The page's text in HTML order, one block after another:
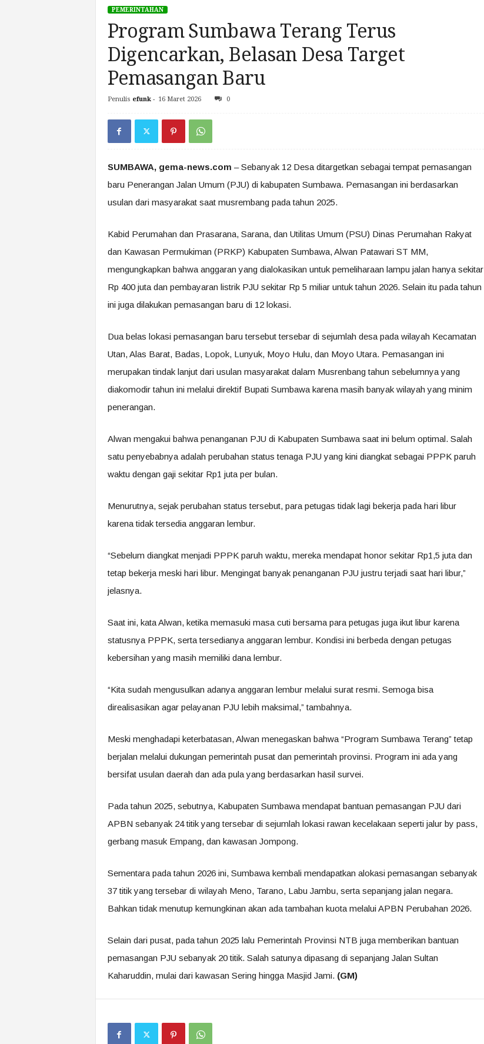
PEMERINTAHAN
Program Sumbawa Terang Terus
Digencarkan, Belasan Desa Target
Pemasangan Baru
Penulis efunk- 16 Maret 2026 0
SUMBAWA, gema-news.com – Sebanyak 12 Desa ditargetkan sebagai tempat pemasangan
baru Penerangan Jalan Umum (PJU) di kabupaten Sumbawa. Pemasangan ini berdasarkan
usulan dari masyarakat saat musrembang pada tahun 2025.
Kabid Perumahan dan Prasarana, Sarana, dan Utilitas Umum (PSU) Dinas Perumahan Rakyat
dan Kawasan Permukiman (PRKP) Kabupaten Sumbawa, Alwan Patawari ST MM,
mengungkapkan bahwa anggaran yang dialokasikan untuk pemeliharaan lampu jalan hanya sekitar
Rp 400 juta dan pembayaran listrik PJU sekitar Rp 5 miliar untuk tahun 2026. Selain itu pada tahun
ini juga dilakukan pemasangan baru di 12 lokasi.
Dua belas lokasi pemasangan baru tersebut tersebar di sejumlah desa pada wilayah Kecamatan
Utan, Alas Barat, Badas, Lopok, Lunyuk, Moyo Hulu, dan Moyo Utara. Pemasangan ini
merupakan tindak lanjut dari usulan masyarakat dalam Musrenbang tahun sebelumnya yang
diakomodir tahun ini melalui direktif Bupati Sumbawa karena masih banyak wilayah yang minim
penerangan.
Alwan mengakui bahwa penanganan PJU di Kabupaten Sumbawa saat ini belum optimal. Salah
satu penyebabnya adalah perubahan status tenaga PJU yang kini diangkat sebagai PPPK paruh
waktu dengan gaji sekitar Rp1 juta per bulan.
Menurutnya, sejak perubahan status tersebut, para petugas tidak lagi bekerja pada hari libur
karena tidak tersedia anggaran lembur.
“Sebelum diangkat menjadi PPPK paruh waktu, mereka mendapat honor sekitar Rp1,5 juta dan
tetap bekerja meski hari libur. Mengingat banyak penanganan PJU justru terjadi saat hari libur,”
jelasnya.
Saat ini, kata Alwan, ketika memasuki masa cuti bersama para petugas juga ikut libur karena
statusnya PPPK, serta tersedianya anggaran lembur. Kondisi ini berbeda dengan petugas
kebersihan yang masih memiliki dana lembur.
“Kita sudah mengusulkan adanya anggaran lembur melalui surat resmi. Semoga bisa
direalisasikan agar pelayanan PJU lebih maksimal,” tambahnya.
Meski menghadapi keterbatasan, Alwan menegaskan bahwa “Program Sumbawa Terang” tetap
berjalan melalui dukungan pemerintah pusat dan pemerintah provinsi. Program ini ada yang
bersifat usulan daerah dan ada pula yang berdasarkan hasil survei.
Pada tahun 2025, sebutnya, Kabupaten Sumbawa mendapat bantuan pemasangan PJU dari
APBN sebanyak 24 titik yang tersebar di sejumlah lokasi rawan kecelakaan seperti jalur by pass,
gerbang masuk Empang, dan kawasan Jompong.
Sementara pada tahun 2026 ini, Sumbawa kembali mendapatkan alokasi pemasangan sebanyak
37 titik yang tersebar di wilayah Meno, Tarano, Labu Jambu, serta sepanjang jalan negara.
Bahkan tidak menutup kemungkinan akan ada tambahan kuota melalui APBN Perubahan 2026.
Selain dari pusat, pada tahun 2025 lalu Pemerintah Provinsi NTB juga memberikan bantuan
pemasangan PJU sebanyak 20 titik. Salah satunya dipasang di sepanjang Jalan Sultan
Kaharuddin, mulai dari kawasan Sering hingga Masjid Jami. (GM)